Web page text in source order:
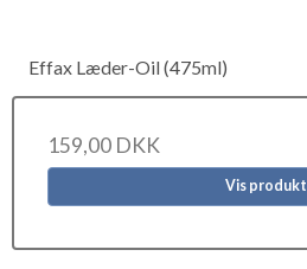
Effax Læder-Oil (475ml)
159,00 DKK
Vis produkt